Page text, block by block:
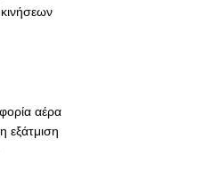
αέρα
εξάτμιση